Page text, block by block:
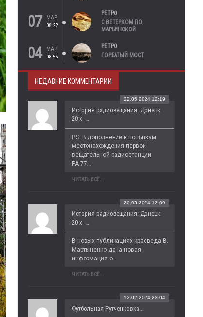
07
МАР
08:22
РЕТРО
С ВЕТЕРКОМ ПО
МАРЬИНСКОЙ
04
МАР
08:55
РЕТРО
ГОРБАТЫЙ МОСТ
НЕДАВНИЕ КОММЕНТАРИИ
История радиовещания: Донецк
20-х -...
22.05.2024 12:19
P.S. В дополнение к попыткам
местонахождения первой
вещательной радиостанции
РА-77...
ЧИТАТЬ ВСЁ...
История радиовещания: Донецк
20-х -...
20.05.2024 12:09
В новых публикациях краеведа В.
Мартыненко дана новая
информация о...
ЧИТАТЬ ВСЁ...
Футбольная Рутченковка...
12.02.2024 23:04